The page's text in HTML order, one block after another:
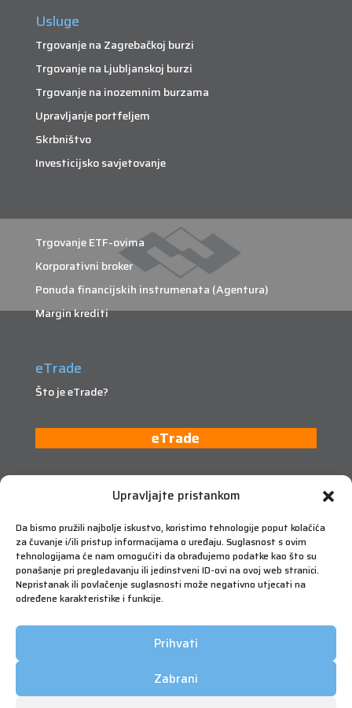
Upravljajte pristankom
Da bismo pružili najbolje iskustvo, koristimo tehnologije poput kolačića
za čuvanje i/ili pristup informacijama o uređaju. Suglasnost s ovim
tehnologijama će nam omogućiti da obrađujemo podatke kao što su
ponašanje pri pregledavanju ili jedinstveni ID-ovi na ovoj web stranici.
Nepristanak ili povlačenje suglasnosti može negativno utjecati na
određene karakteristike i funkcije.
Prihvati
Zabrani
Usluge
Trgovanje na Zagrebačkoj burzi
Trgovanje na Ljubljanskoj burzi
Trgovanje na inozemnim burzama
Upravljanje portfeljem
Skrbništvo
Investicijsko savjetovanje
Trgovanje ETF-ovima
Korporativni broker
Ponuda financijskih instrumenata (Agentura)
Margin krediti
eTrade
Što je eTrade?
eTrade